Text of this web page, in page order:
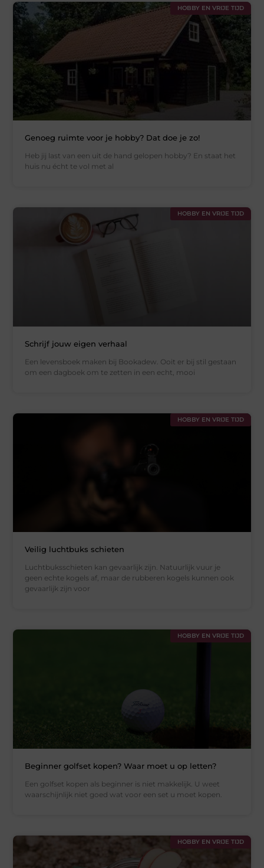
HOBBY EN VRIJE TIJD
Genoeg ruimte voor je hobby? Dat doe je zo!
Heb jij last van een uit de hand gelopen hobby? En staat het
huis nu écht te vol met al
HOBBY EN VRIJE TIJD
Schrijf jouw eigen verhaal
Een levensboek maken bij Bookadew. Ooit er bij stil gestaan
om een dagboek om te zetten in een echt, mooi
HOBBY EN VRIJE TIJD
Veilig luchtbuks schieten
Luchtbuksschieten kan gevaarlijk zijn. Natuurlijk vuur je
geen echte kogels af, maar de rubberen kogels kunnen ook
gevaarlijk zijn voor
HOBBY EN VRIJE TIJD
Beginner golfset kopen? Waar moet u op letten?
Een golfset kopen als beginner is niet makkelijk. U weet
waarschijnlijk niet goed wat voor een set u moet kopen.
HOBBY EN VRIJE TIJD